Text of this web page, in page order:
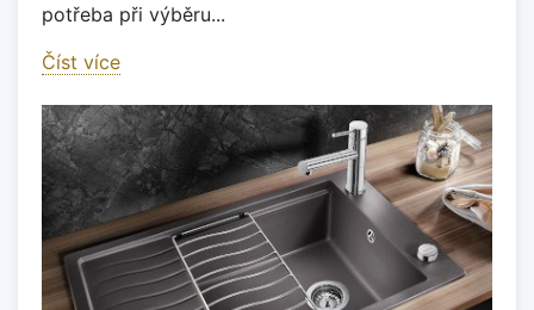
potřeba při výběru...
Číst více